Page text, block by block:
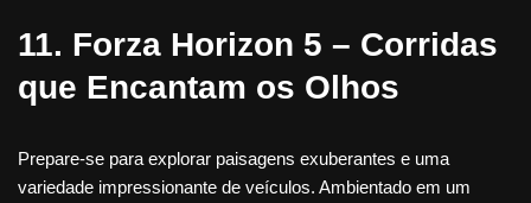
11. Forza Horizon 5 – Corridas
que Encantam os Olhos
Prepare-se para explorar paisagens exuberantes e uma
variedade impressionante de veículos. Ambientado em um